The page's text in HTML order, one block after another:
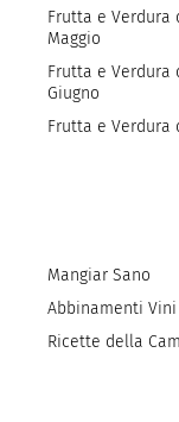
Frutta e Verdura
Maggio
Frutta e Verdura
Giugno
Frutta e Verdura
Mangiar Sano
Abbinamenti Vini
Ricette della